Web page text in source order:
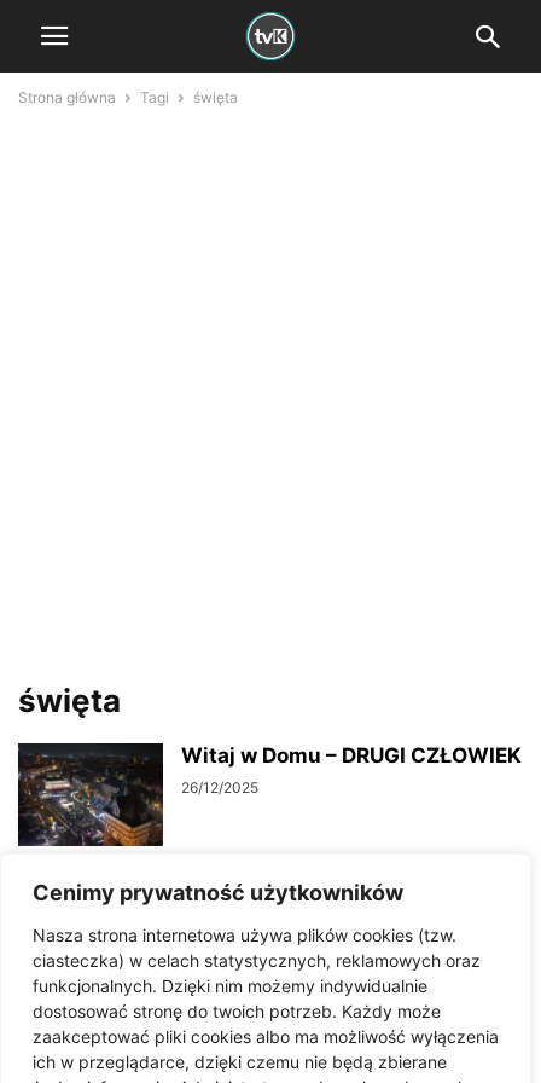
Cenimy prywatność użytkowników
Nasza strona internetowa używa plików cookies (tzw.
ciasteczka) w celach statystycznych, reklamowych oraz
funkcjonalnych. Dzięki nim możemy indywidualnie
dostosować stronę do twoich potrzeb. Każdy może
zaakceptować pliki cookies albo ma możliwość wyłączenia
ich w przeglądarce, dzięki czemu nie będą zbierane
Strona główna Tagi święta
święta
Witaj w Domu – DRUGI CZŁOWIEK
26/12/2025
Jarmark Bożonarodzeniowy w
09/12/2025
Intensywny okres świąteczny dla
ratowników GOPR